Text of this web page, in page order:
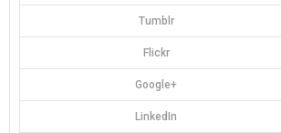
Tumblr
Flickr
Google+
LinkedIn